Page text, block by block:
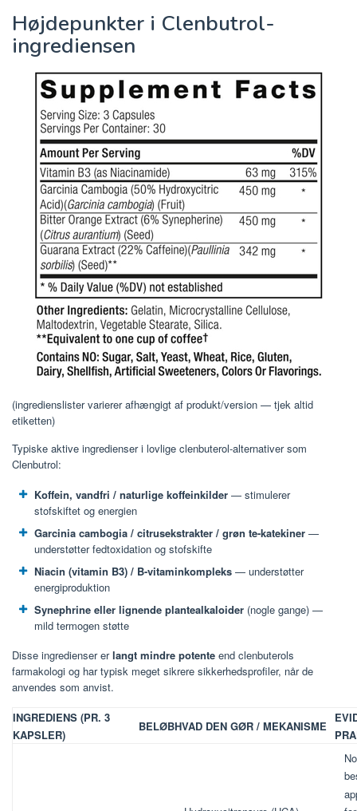
Højdepunkter i Clenbutrol-
ingrediensen
(ingredienslister varierer afhængigt af produkt/version — tjek altid
etiketten)
Typiske aktive ingredienser i lovlige clenbuterol-alternativer som
Clenbutrol:
Koffein, vandfri / naturlige koffeinkilder — stimulerer
stofskiftet og energien
Garcinia cambogia / citrusekstrakter / grøn te-katekiner —
understøtter fedtoxidation og stofskifte
Niacin (vitamin B3) / B-vitaminkompleks — understøtter
energiproduktion
Synephrine eller lignende plantealkaloider (nogle gange) —
mild termogen støtte
Disse ingredienser erlangt mindre potente end clenbuterols
farmakologi og har typisk meget sikrere sikkerhedsprofiler, når de
anvendes som anvist.
INGREDIENS (PR. 3
KAPSLER)
BELØBHVAD DEN GØR / MEKANISME